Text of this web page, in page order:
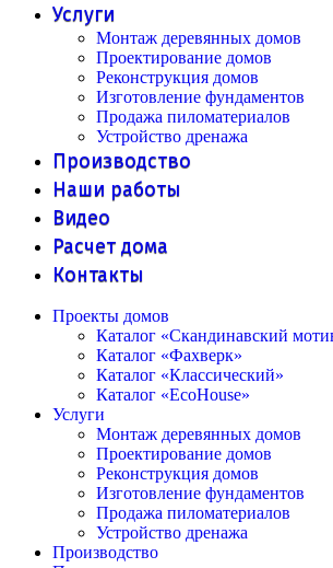
Услуги
Монтаж деревянных домов
Проектирование домов
Реконструкция домов
Изготовление фундаментов
Продажа пиломатериалов
Устройство дренажа
Производство
Наши работы
Видео
Расчет дома
Контакты
Проекты домов
Каталог «Скандинавский
Каталог «Фахверк»
Каталог «Классический»
Каталог «EcoHouse»
Услуги
Монтаж деревянных домов
Проектирование домов
Реконструкция домов
Изготовление фундаментов
Продажа пиломатериалов
Устройство дренажа
Производство